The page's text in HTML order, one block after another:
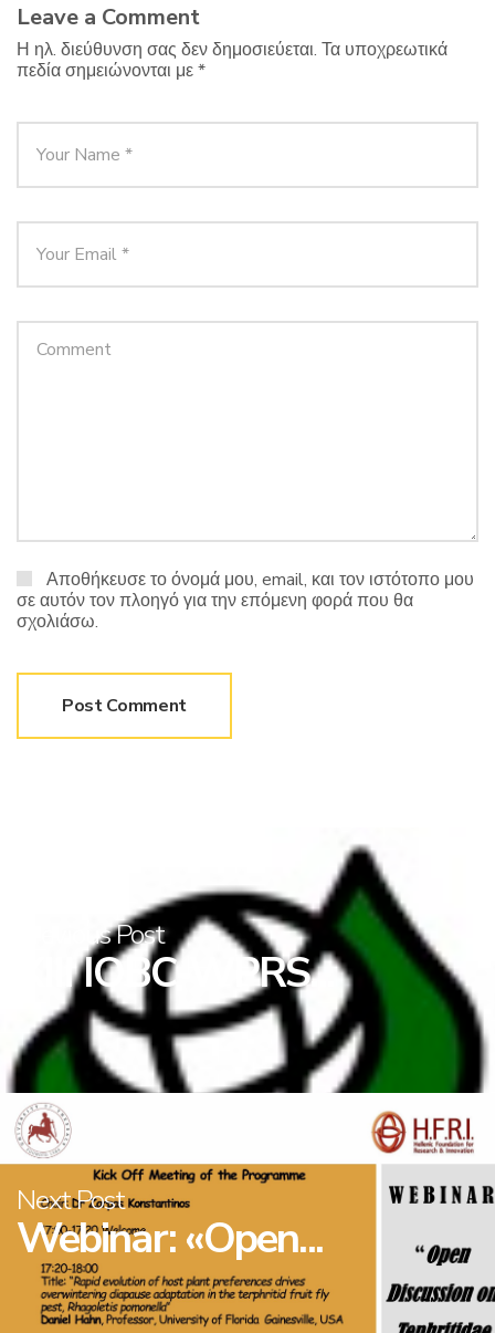
Leave a Comment
Η ηλ. διεύθυνση σας δεν δημοσιεύεται. Τα υποχρεωτικά
πεδία σημειώνονται με*
Αποθήκευσε το όνομά μου, email, και τον ιστότοπο μου
σε αυτόν τον πλοηγό για την επόμενη φορά που θα
σχολιάσω.
Previous Post
XIII IOBC-WPRS...
Next Post
Webinar: «Open...